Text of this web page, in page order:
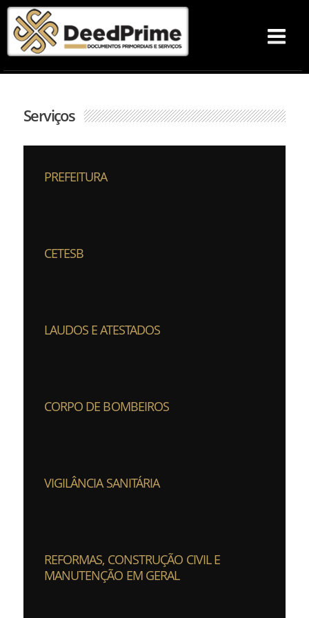
Serviços
PREFEITURA
CETESB
LAUDOS E ATESTADOS
CORPO DE BOMBEIROS
VIGILÂNCIA SANITÁRIA
REFORMAS, CONSTRUÇÃO CIVIL E
MANUTENÇÃO EM GERAL